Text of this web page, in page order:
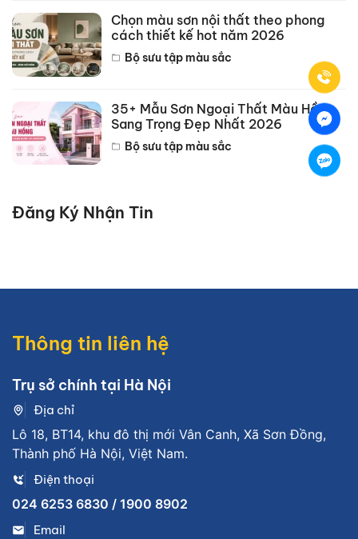
Chọn màu sơn nội thất theo phong
cách thiết kế hot năm 2026
Bộ sưu tập màu sắc
35+ Mẫu Sơn Ngoại Thất Màu Hồng
Sang Trọng Đẹp Nhất 2026
Bộ sưu tập màu sắc
Đăng Ký Nhận Tin
Thông tin liên hệ
Trụ sở chính tại Hà Nội
Địa chỉ
Lô 18, BT14, khu đô thị mới Vân Canh, Xã Sơn Đồng,
Thành phố Hà Nội, Việt Nam.
Điện thoại
024 6253 6830 / 1900 8902
Email